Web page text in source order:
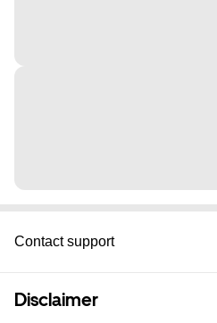
Contact support
Disclaimer